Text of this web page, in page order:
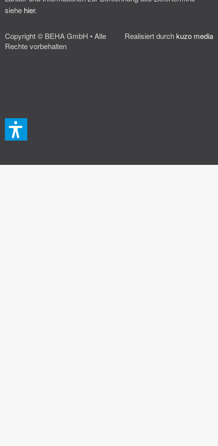
siehe hier.
Copyright © BEHA GmbH • Alle
Rechte vorbehalten
Realisiert durchkuzo media